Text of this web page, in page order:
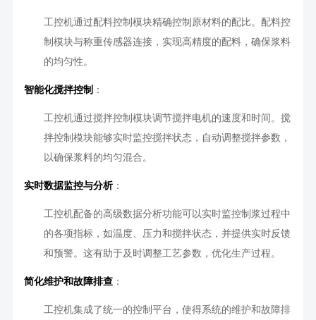
工控机通过配料控制模块精确控制原材料的配比。配料控
制模块与称重传感器连接，实现高精度的配料，确保浆料
的均匀性。
智能化搅拌控制 ：
工控机通过搅拌控制模块调节搅拌电机的速度和时间。搅
拌控制模块能够实时监控搅拌状态，自动调整搅拌参数，
以确保浆料的均匀混合。
实时数据监控与分析：
工控机配备的高级数据分析功能可以实时监控制浆过程中
的各项指标，如温度、压力和搅拌状态，并提供实时反馈
和预警。这有助于及时调整工艺参数，优化生产过程。
简化维护和故障排查：
工控机集成了统一的控制平台，使得系统的维护和故障排